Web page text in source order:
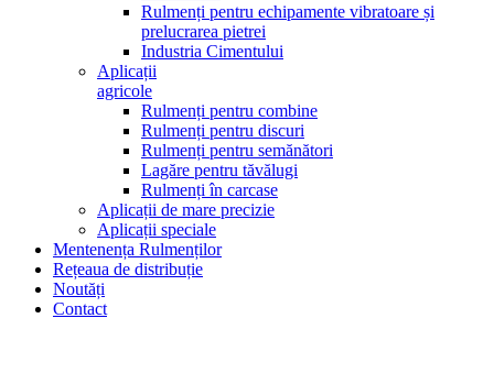
Rulmenți pentru echipamente vibratoare și
prelucrarea pietrei
Industria Cimentului
Aplicații
agricole
Rulmenți pentru combine
Rulmenți pentru discuri
Rulmenți pentru semănători
Lagăre pentru tăvălugi
Rulmenți în carcase
Aplicații de mare precizie
Aplicații speciale
Mentenența Rulmenților
Rețeaua de distribuție
Noutăți
Contact